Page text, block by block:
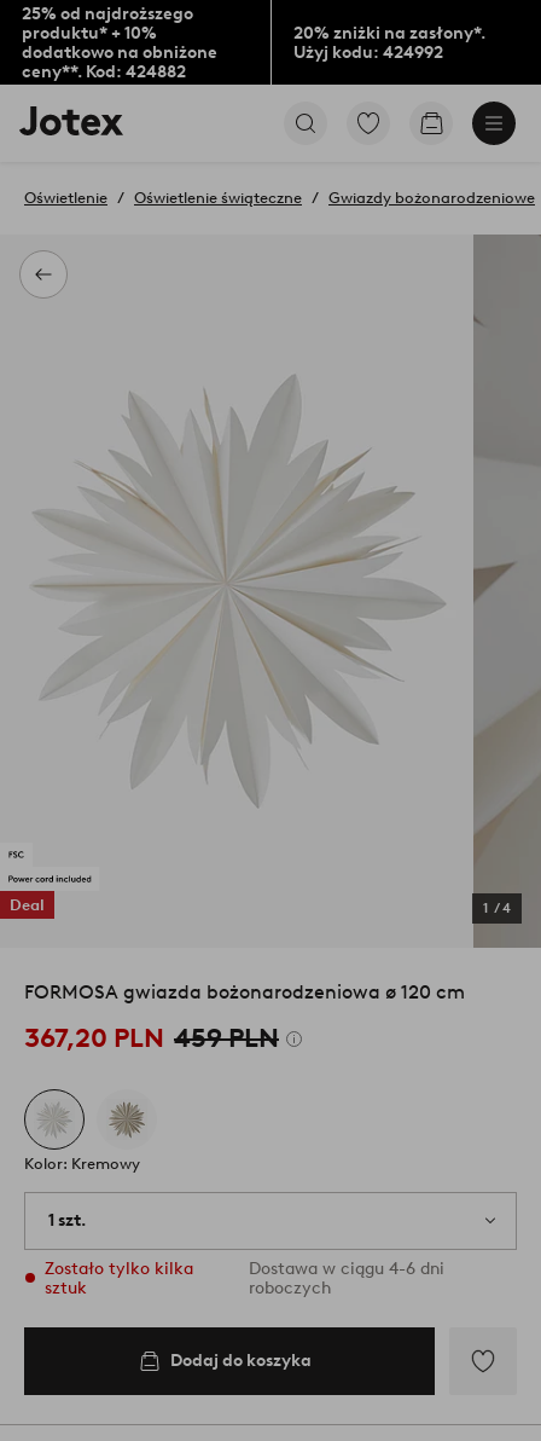
25% od najdroższego
produktu* + 10%
dodatkowo na obniżone
ceny**. Kod: 424882
20% zniżki na zasłony*.
Użyj kodu: 424992
Logo
Jotex
na
stronę
Przejdź
oznaczonych
Przejdź
Powrót
Oświetlenie Oświetlenie świąteczne Gwiazdy bożonarodzeniowe
Deal 1 /4
FORMOSA gwiazda bożonarodzeniowa ø 120 cm
367,20 PLN 459 PLN
Kolor: Kremowy
1 szt.
Zostało tylko kilka
sztuk
Dostawa w ciągu 4-6 dni
roboczych
Dodaj do koszyka
do